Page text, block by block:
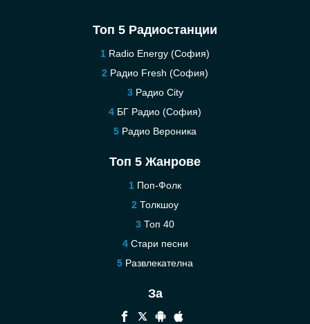
Топ 5 Радиостанции
Radio Energy (София)
Радио Fresh (София)
Pадио City
БГ Радио (София)
Радио Вероника
Топ 5 Жанрове
Поп-Фолк
Толкшоу
Топ 40
Стари песни
Развлекателна
За